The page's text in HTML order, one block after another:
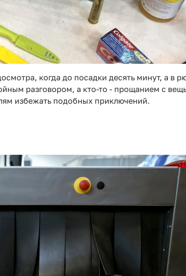
когда до посадки десять минут, а в
разговором, а кто-то - прощанием с
избежать подобных приключений.